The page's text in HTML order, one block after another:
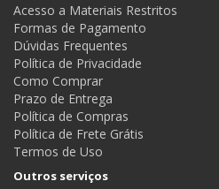
Acesso a Materiais Restritos
Formas de Pagamento
Dúvidas Frequentes
Política de Privacidade
Como Comprar
Prazo de Entrega
Política de Compras
Política de Frete Grátis
Termos de Uso
Outros serviços